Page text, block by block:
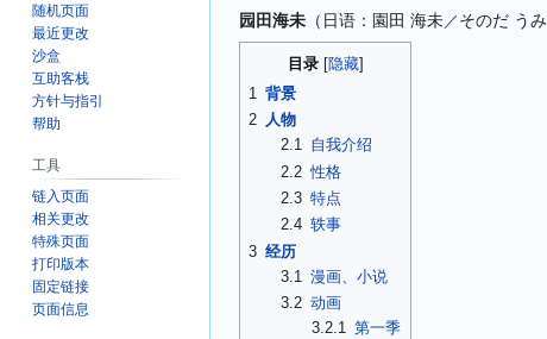
跳
转
导
航
跳
转
搜
索
园田海未 （日语： 園田 海未／ そのだ うみ
目录
1 背景
2 人物
2.1 自我介绍
2.2 性格
2.3 特点
2.4 轶事
3 经历
3.1 漫画、小说
3.2 动画
3.2.1 第一季
随机页面
最近更改
沙盒
互助客栈
方针与指引
帮助
工具
链入页面
相关更改
特殊页面
打印版本
固定链接
页面信息